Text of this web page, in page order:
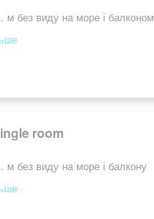
м без виду на море і балконом
room
м без виду на море і балкону